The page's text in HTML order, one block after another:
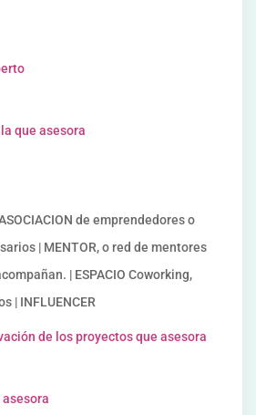
que asesora
de emprendedores o
| MENTOR, o red de mentores
| ESPACIO Coworking,
| INFLUENCER
de los proyectos que asesora
asesora